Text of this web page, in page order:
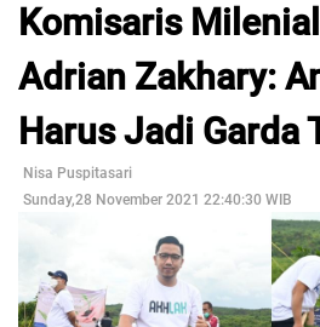
Komisaris Milenial
Adrian Zakhary:
Harus Jadi Garda
Nisa Puspitasari
Sunday,28 November 2021 22:40:30 WIB